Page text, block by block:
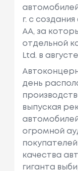
г. с
AA, за
отдельной
Ltd. в августе
день
выпуская
огромной
качества
гиганта